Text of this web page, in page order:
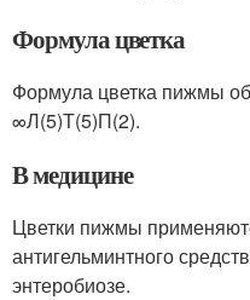
Формула цветка
Формула цветка пижмы
∞Л(5)Т(5)П(2).
В медицине
Цветки пижмы
антигельминтного
энтеробиозе.